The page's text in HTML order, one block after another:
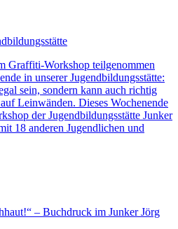
Graffiti-Workshop teilgenommen
in unserer Jugendbildungsstätte:
sein, sondern kann auch richtig
Leinwänden. Dieses Wochenende
der Jugendbildungsstätte Junker
18 anderen Jugendlichen und
– Buchdruck im Junker Jörg